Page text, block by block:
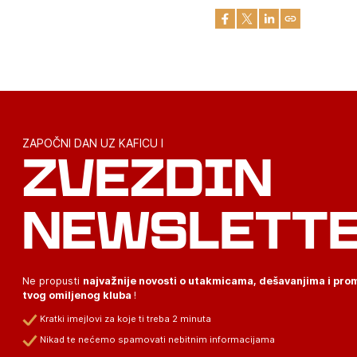
ZAPOČNI DAN UZ KAFICU I
ZVEZDIN
Ne propusti najvažnije novosti o utakmicama, dešavanjima i
tvog omiljenog kluba !
Kratki imejlovi za koje ti treba 2 minuta
Nikad te nećemo spamovati nebitnim informacijama